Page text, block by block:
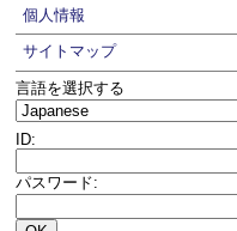
個人情報
サイトマップ
言語を選択する
ID:
パスワード: